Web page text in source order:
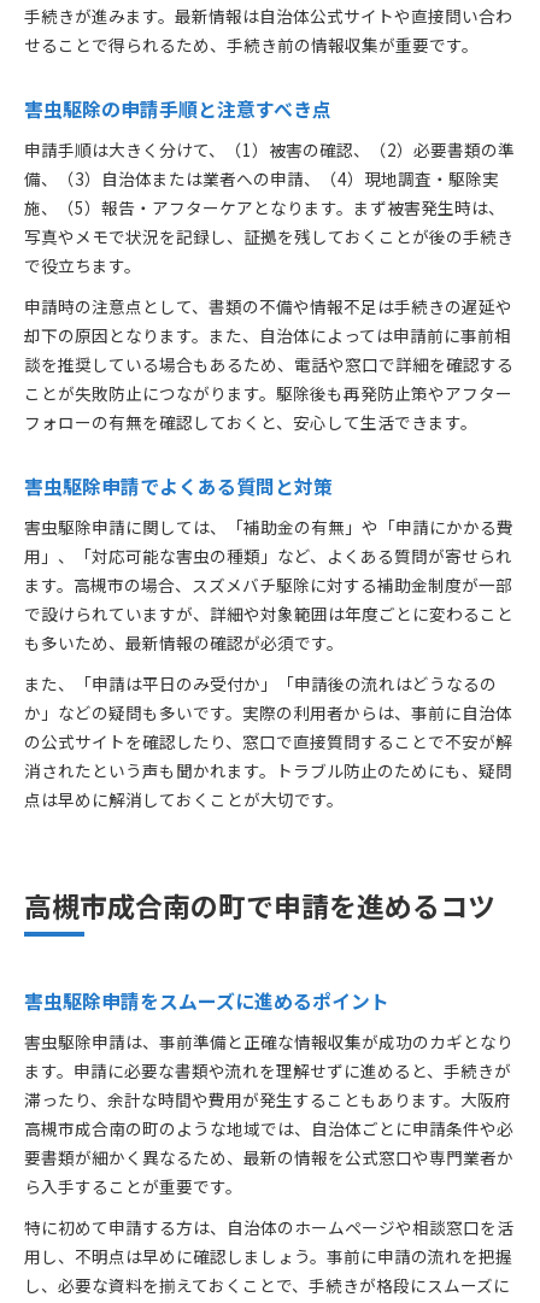
手続きが進みます。最新情報は自治体公式サイトや直接問い合わ
せることで得られるため、手続き前の情報収集が重要です。
害虫駆除の申請手順と注意すべき点
申請手順は大きく分けて、（1）被害の確認、（2）必要書類の準
備、（3）自治体または業者への申請、（4）現地調査・駆除実
施、（5）報告・アフターケアとなります。まず被害発生時は、
写真やメモで状況を記録し、証拠を残しておくことが後の手続き
で役立ちます。
申請時の注意点として、書類の不備や情報不足は手続きの遅延や
却下の原因となります。また、自治体によっては申請前に事前相
談を推奨している場合もあるため、電話や窓口で詳細を確認する
ことが失敗防止につながります。駆除後も再発防止策やアフター
フォローの有無を確認しておくと、安心して生活できます。
害虫駆除申請でよくある質問と対策
害虫駆除申請に関しては、「補助金の有無」や「申請にかかる費
用」、「対応可能な害虫の種類」など、よくある質問が寄せられ
ます。高槻市の場合、スズメバチ駆除に対する補助金制度が一部
で設けられていますが、詳細や対象範囲は年度ごとに変わること
も多いため、最新情報の確認が必須です。
また、「申請は平日のみ受付か」「申請後の流れはどうなるの
か」などの疑問も多いです。実際の利用者からは、事前に自治体
の公式サイトを確認したり、窓口で直接質問することで不安が解
消されたという声も聞かれます。トラブル防止のためにも、疑問
点は早めに解消しておくことが大切です。
高槻市成合南の町で申請を進めるコツ
害虫駆除申請をスムーズに進めるポイント
害虫駆除申請は、事前準備と正確な情報収集が成功のカギとなり
ます。申請に必要な書類や流れを理解せずに進めると、手続きが
滞ったり、余計な時間や費用が発生することもあります。大阪府
高槻市成合南の町のような地域では、自治体ごとに申請条件や必
要書類が細かく異なるため、最新の情報を公式窓口や専門業者か
ら入手することが重要です。
特に初めて申請する方は、自治体のホームページや相談窓口を活
用し、不明点は早めに確認しましょう。事前に申請の流れを把握
し、必要な資料を揃えておくことで、手続きが格段にスムーズに